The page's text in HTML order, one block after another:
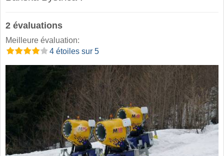
2 évaluations
Meilleure évaluation:
4 étoiles sur 5